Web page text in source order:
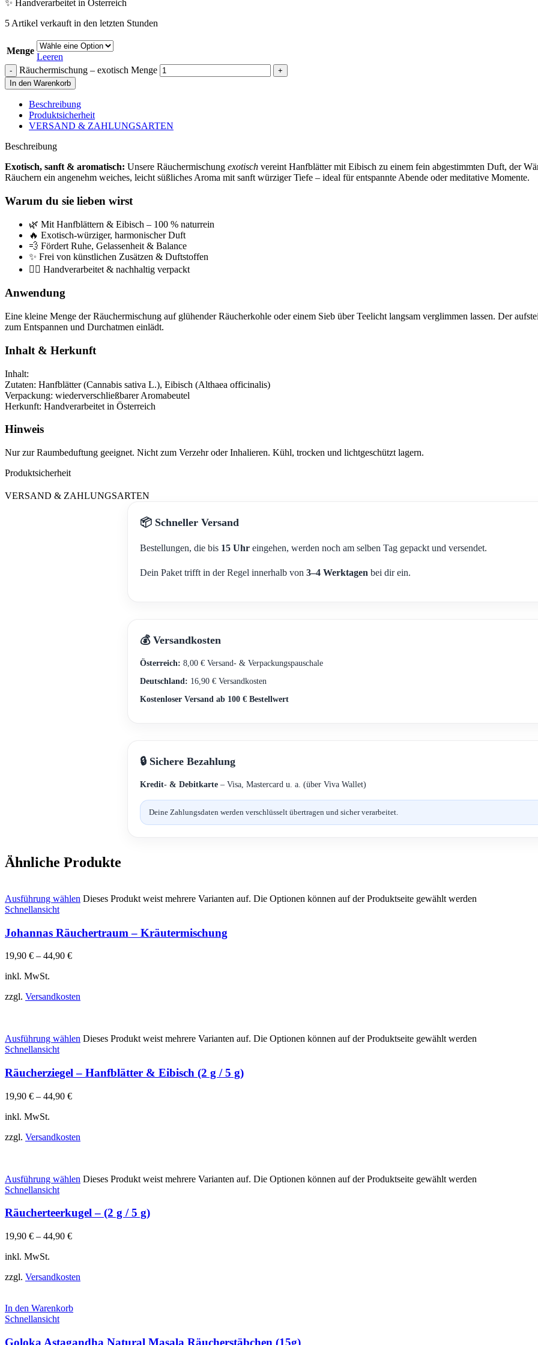
✨ Handverarbeitet in Österreich
5 Artikel verkauft in den letzten Stunden
Menge
Leeren
Räuchermischung – exotisch Menge
In den Warenkorb
Beschreibung
Produktsicherheit
VERSAND & ZAHLUNGSARTEN
Beschreibung
Exotisch, sanft & aromatisch: Unsere Räuchermischung exotisch vereint Hanfblätter mit Eibisch zu einem fein abgestimmten Duft, der
Räuchern ein angenehm weiches, leicht süßliches Aroma mit sanft würziger Tiefe – ideal für entspannte Abende oder meditative Momente.
Warum du sie lieben wirst
🌿 Mit Hanfblättern & Eibisch – 100 % naturrein
🔥 Exotisch-würziger, harmonischer Duft
💨 Fördert Ruhe, Gelassenheit & Balance
✨ Frei von künstlichen Zusätzen & Duftstoffen
🧘‍♀️ Handverarbeitet & nachhaltig verpackt
Anwendung
Eine kleine Menge der Räuchermischung auf glühender Räucherkohle oder einem Sieb über Teelicht langsam verglimmen lassen. Der
zum Entspannen und Durchatmen einlädt.
Inhalt & Herkunft
Inhalt:
Zutaten: Hanfblätter (Cannabis sativa L.), Eibisch (Althaea officinalis)
Verpackung: wiederverschließbarer Aromabeutel
Herkunft: Handverarbeitet in Österreich
Hinweis
Nur zur Raumbeduftung geeignet. Nicht zum Verzehr oder Inhalieren. Kühl, trocken und lichtgeschützt lagern.
Produktsicherheit
VERSAND & ZAHLUNGSARTEN
📦 Schneller Versand
Bestellungen, die bis 15 Uhr eingehen, werden noch am selben Tag gepackt und versendet.
Dein Paket trifft in der Regel innerhalb von 3–4 Werktagen bei dir ein.
💰 Versandkosten
Österreich: 8,00 € Versand- & Verpackungspauschale
Deutschland: 16,90 € Versandkosten
Kostenloser Versand ab 100 € Bestellwert
🔒 Sichere Bezahlung
Kredit- & Debitkarte – Visa, Mastercard u. a. (über Viva Wallet)
Deine Zahlungsdaten werden verschlüsselt übertragen und sicher verarbeitet.
Ähnliche Produkte
Ausführung wählen Dieses Produkt weist mehrere Varianten auf. Die Optionen können auf der Produktseite gewählt werden
Schnellansicht
Johannas Räuchertraum – Kräutermischung
19,90 € – 44,90 €
inkl. MwSt.
zzgl. Versandkosten
Ausführung wählen Dieses Produkt weist mehrere Varianten auf. Die Optionen können auf der Produktseite gewählt werden
Schnellansicht
Räucherziegel – Hanfblätter & Eibisch (2 g / 5 g)
19,90 € – 44,90 €
inkl. MwSt.
zzgl. Versandkosten
Ausführung wählen Dieses Produkt weist mehrere Varianten auf. Die Optionen können auf der Produktseite gewählt werden
Schnellansicht
Räucherteerkugel – (2 g / 5 g)
19,90 € – 44,90 €
inkl. MwSt.
zzgl. Versandkosten
In den Warenkorb
Schnellansicht
Goloka Astagandha Natural Masala Räucherstäbchen (15g)